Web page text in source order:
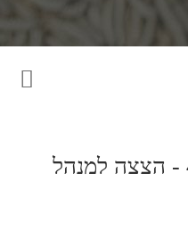
מתכוננים לג'ומלה 4 - הצצה למנהל